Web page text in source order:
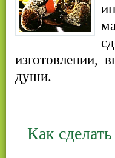
изготовлении,
души.
Как